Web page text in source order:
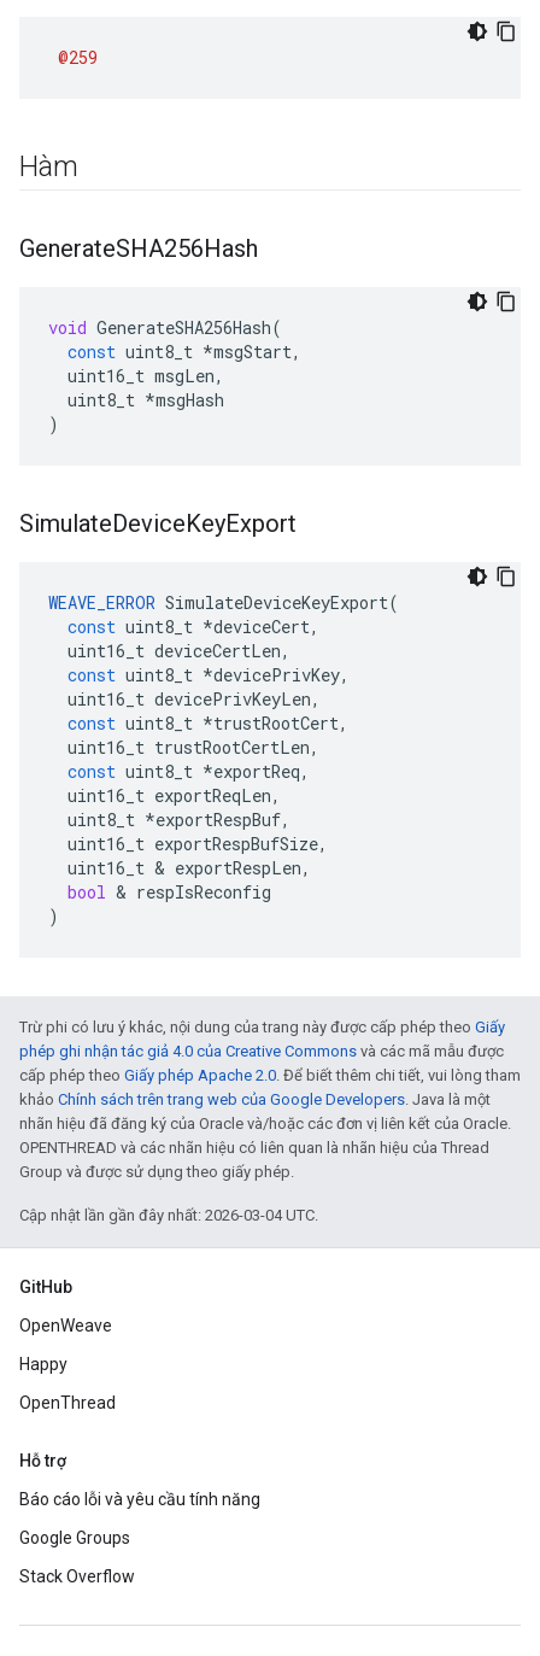
@259
Hàm
GenerateSHA256Hash
void GenerateSHA256Hash(
const uint8_t *msgStart,
uint16_t msgLen,
uint8_t *msgHash
)
SimulateDeviceKeyExport
WEAVE_ERROR SimulateDeviceKeyExport(
const uint8_t *deviceCert,
uint16_t deviceCertLen,
const uint8_t *devicePrivKey,
uint16_t devicePrivKeyLen,
const uint8_t *trustRootCert,
uint16_t trustRootCertLen,
const uint8_t *exportReq,
uint16_t exportReqLen,
uint8_t *exportRespBuf,
uint16_t exportRespBufSize,
uint16_t & exportRespLen,
bool & respIsReconfig
)
Trừ phi có lưu ý khác, nội dung của trang này được cấp phép theo Giấy
phép ghi nhận tác giả 4.0 của Creative Commons và các mã mẫu được
cấp phép theo Giấy phép Apache 2.0. Để biết thêm chi tiết, vui lòng tham
khảo Chính sách trên trang web của Google Developers. Java là một
nhãn hiệu đã đăng ký của Oracle và/hoặc các đơn vị liên kết của Oracle.
OPENTHREAD và các nhãn hiệu có liên quan là nhãn hiệu của Thread
Group và được sử dụng theo giấy phép.
Cập nhật lần gần đây nhất: 2026-03-04 UTC.
GitHub
OpenWeave
Happy
OpenThread
Hỗ trợ
Báo cáo lỗi và yêu cầu tính năng
Google Groups
Stack Overflow